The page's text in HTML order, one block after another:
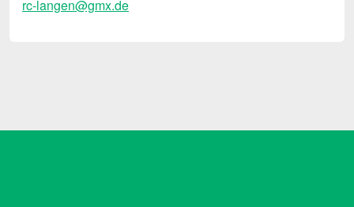
rc-langen@gmx.de